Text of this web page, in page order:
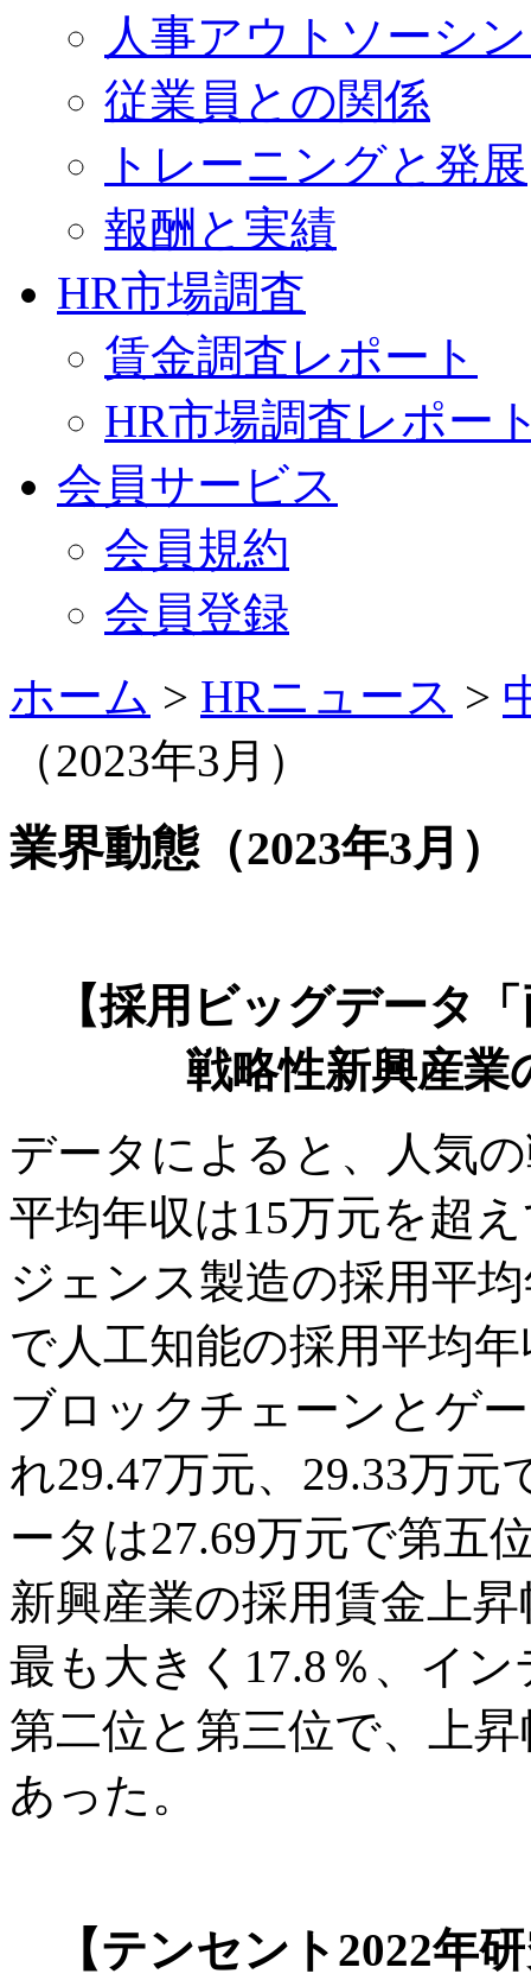
人事アウトソーシ
従業員との関係
トレーニングと発展
報酬と実績
HR市場調査
賃金調査レポート
HR市場調査レポー
会員サービス
会員規約
会員登録
ホーム > HRニュース >
（2023年3月）
業界動態（2023年3月）
【採用ビッグデータ
戦略性新興産業
データによると、人気
平均年収は15万元を超
ジェンス製造の採用平
で人工知能の採用平均
ブロックチェーンとゲ
れ29.47万元、29.33万
ータは27.69万元で第五
新興産業の採用賃金上
最も大きく17.8％、イ
第二位と第三位で、上
あった。
【テンセント2022年